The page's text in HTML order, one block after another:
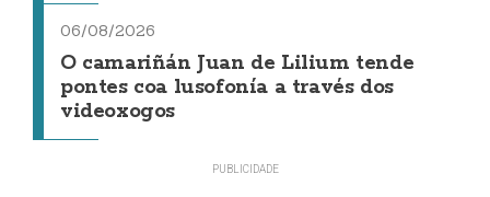
06/08/2026
O camariñán Juan de Lilium tende
pontes coa lusofonía a través dos
videoxogos